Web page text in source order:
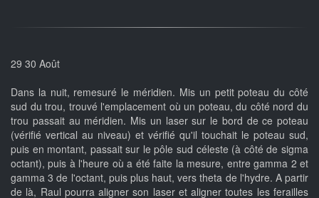
29 30 Août
Dans la nuit, remesuré le méridien. Mis un petit poteau du côté
sud du trou, trouvé l'emplacement où un poteau, du côté nord du
trou passait au méridien. Mis un laser sur le bord de ce poteau
(vérifié vertical au niveau) et vérifié qu'il touchait le poteau sud,
puis en montant, passait sur le pôle sud céleste (à côté de sigma
octant), puis à l'heure où a été faite la mesure, entre gamma 2 et
gamma 3 de l'octant, puis plus haut, vers theta de l'hydre. A partir
de là, Raul pourra aligner son laser et aligner toutes les ferailles